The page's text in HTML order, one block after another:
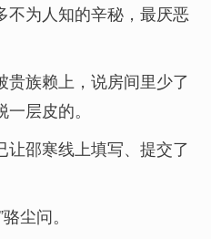
不为人知的辛秘，最厌恶
贵族赖上，说房间里少了
层皮的。
让邵寒线上填写、提交了
尘问。